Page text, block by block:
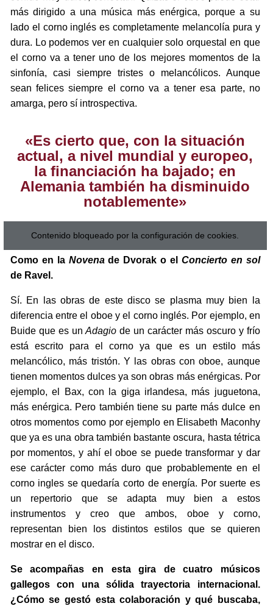
más dirigido a una música más enérgica, porque a su
lado el corno inglés es completamente melancolía pura y
dura. Lo podemos ver en cualquier solo orquestal en que
el corno va a tener uno de los mejores momentos de la
sinfonía, casi siempre tristes o melancólicos. Aunque
sean felices siempre el corno va a tener esa parte, no
amarga, pero sí introspectiva.
«Es cierto que, con la situación
actual, a nivel mundial y europeo,
la financiación ha bajado; en
Alemania también ha disminuido
notablemente»
Contenido bloqueado por la configuración de cookies.
Como en la Novenade Dvorak o elConcierto en sol
de Ravel.
Sí. En las obras de este disco se plasma muy bien la
diferencia entre el oboe y el corno inglés. Por ejemplo, en
Buide que es unAdagio de un carácter más oscuro y frío
está escrito para el corno ya que es un estilo más
melancólico, más tristón. Y las obras con oboe, aunque
tienen momentos dulces ya son obras más enérgicas. Por
ejemplo, el Bax, con la giga irlandesa, más juguetona,
más enérgica. Pero también tiene su parte más dulce en
otros momentos como por ejemplo en Elisabeth Maconhy
que ya es una obra también bastante oscura, hasta tétrica
por momentos, y ahí el oboe se puede transformar y dar
ese carácter como más duro que probablemente en el
corno ingles se quedaría corto de energía. Por suerte es
un repertorio que se adapta muy bien a estos
instrumentos y creo que ambos, oboe y corno,
representan bien los distintos estilos que se quieren
mostrar en el disco.
Se acompañas en esta gira de cuatro músicos
gallegos con una sólida trayectoria internacional.
¿Cómo se gestó esta colaboración y qué buscaba,